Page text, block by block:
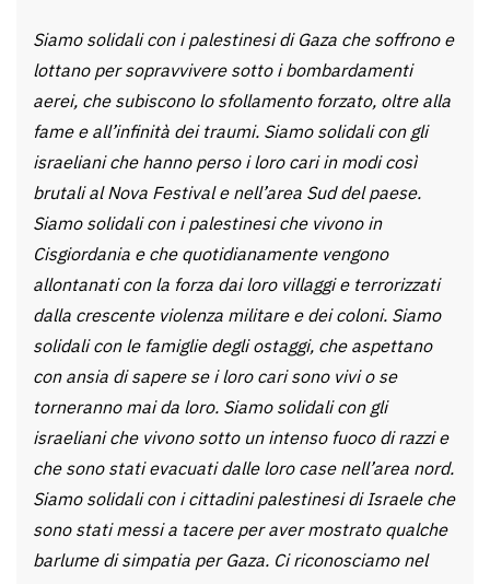
Siamo solidali con i palestinesi di Gaza che soffrono e
lottano per sopravvivere sotto i bombardamenti
aerei, che subiscono lo sfollamento forzato, oltre alla
fame e all’infinità dei traumi. Siamo solidali con gli
israeliani che hanno perso i loro cari in modi così
brutali al Nova Festival e nell’area Sud del paese.
Siamo solidali con i palestinesi che vivono in
Cisgiordania e che quotidianamente vengono
allontanati con la forza dai loro villaggi e terrorizzati
dalla crescente violenza militare e dei coloni. Siamo
solidali con le famiglie degli ostaggi, che aspettano
con ansia di sapere se i loro cari sono vivi o se
torneranno mai da loro. Siamo solidali con gli
israeliani che vivono sotto un intenso fuoco di razzi e
che sono stati evacuati dalle loro case nell’area nord.
Siamo solidali con i cittadini palestinesi di Israele che
sono stati messi a tacere per aver mostrato qualche
barlume di simpatia per Gaza. Ci riconosciamo nel